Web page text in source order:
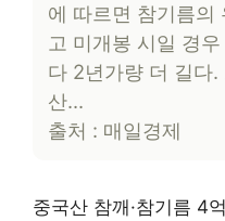
에 따르면 참기름의
고 미개봉 시일 경
다 2년가량 더 길다
산…
출처 : 매일경제
중국산 참깨·참기름 4